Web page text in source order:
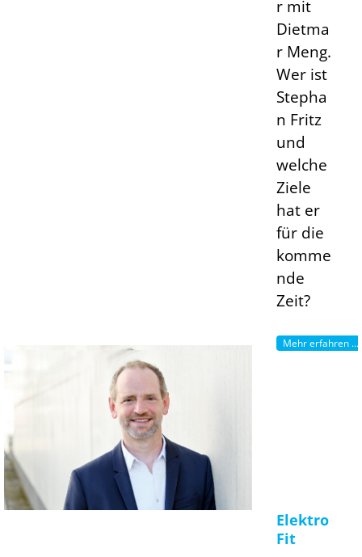
r mit
Dietma
r Meng.
Wer ist
Stepha
n Fritz
und
welche
Ziele
hat er
für die
komme
nde
Zeit?
Mehr erfahren ...
Elektro
Fit